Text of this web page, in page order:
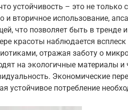
устойчивость – это не только
вторичное использование,
что позволяет быть в тренде
красоты наблюдается всплеск
отражая заботу о
на экологичные материалы
Экономические
устойчивое потребление